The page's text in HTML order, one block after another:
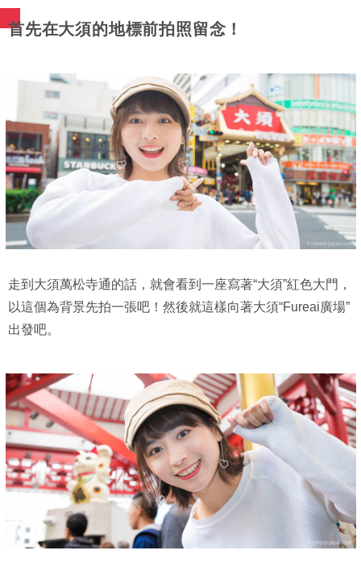
首先在大須的地標前拍照留念！
走到大須萬松寺通的話，就會看到一座寫著“大須”紅色大門，
以這個為背景先拍一張吧！然後就這樣向著大須“Fureai廣場”
出發吧。